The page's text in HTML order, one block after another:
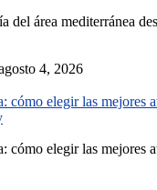
del área mediterránea
4, 2026
cómo elegir las mejores
cómo elegir las mejores